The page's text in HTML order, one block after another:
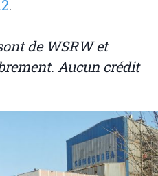
.
de WSRW et
Aucun crédit